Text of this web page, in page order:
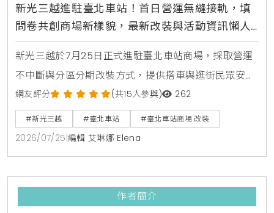
新光三越進駐臺北車站！首日營運無縫接軌，填
問卷共創商場新樣貌，最新改裝與活動資訊懶人
包
新光三越於7月25日正式進駐臺北車站商場，採取營運
不中斷與分區分期改裝方式，提供搭車與逛街民眾安全
的環境。即日起發起全民問卷調查，邀請大家共同參與
臺北車站商場未來的規劃與設計。
網友評分 (共15人參與) 262
#新光三越 #臺北車站 #臺北車站商場 改裝
2026/07/25 編輯 艾琳娜 Elena
作者簡介